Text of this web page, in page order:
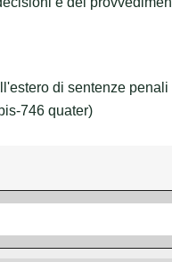
di sentenze
746 quater)